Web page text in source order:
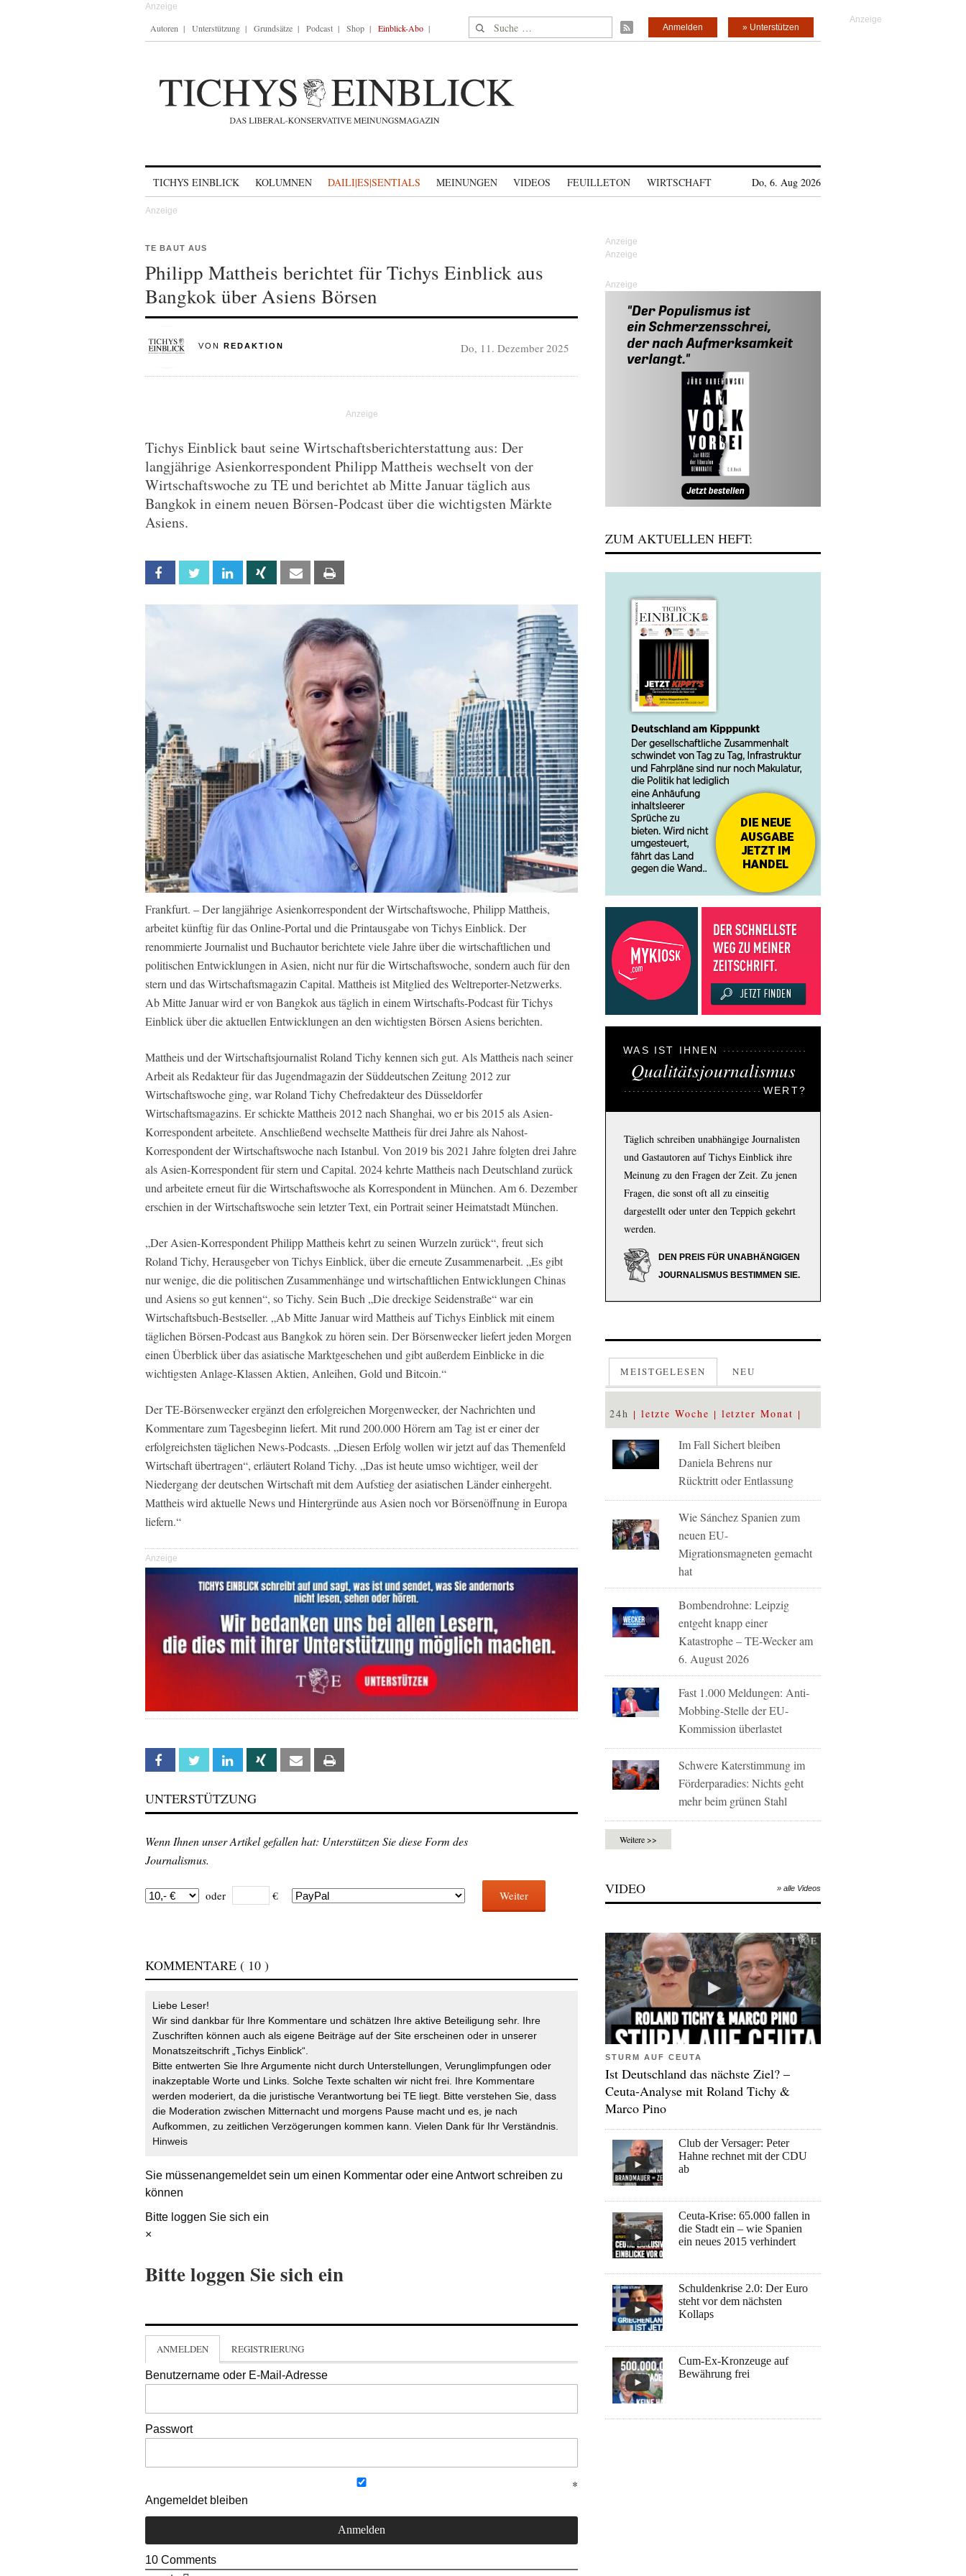
Autoren Unterstützung Grundsätze Podcast Shop Einblick-Abo Suche nach: » Unterstützen
Anmelden
TICHYS EINBLICK KOLUMNEN DAILI|ES|SENTIALS MEINUNGEN VIDEOS FEUILLETON WIRTSCHAFT Do, 6. Aug 2026
TE BAUT AUS
Philipp Mattheis berichtet für Tichys Einblick aus
Bangkok über Asiens Börsen
VON REDAKTION Do, 11. Dezember 2025
Tichys Einblick baut seine Wirtschaftsberichterstattung aus: Der
langjährige Asienkorrespondent Philipp Mattheis wechselt von der
Wirtschaftswoche zu TE und berichtet ab Mitte Januar täglich aus
Bangkok in einem neuen Börsen-Podcast über die wichtigsten Märkte
Asiens.
Facebook Twitter Linkedin Xing Email
Frankfurt. – Der langjährige Asienkorrespondent der Wirtschaftswoche, Philipp Mattheis,
arbeitet künftig für das Online-Portal und die Printausgabe von Tichys Einblick. Der
renommierte Journalist und Buchautor berichtete viele Jahre über die wirtschaftlichen und
politischen Entwicklungen in Asien, nicht nur für die Wirtschaftswoche, sondern auch für den
stern und das Wirtschaftsmagazin Capital. Mattheis ist Mitglied des Weltreporter-Netzwerks.
Ab Mitte Januar wird er von Bangkok aus täglich in einem Wirtschafts-Podcast für Tichys
Einblick über die aktuellen Entwicklungen an den wichtigsten Börsen Asiens berichten.
Mattheis und der Wirtschaftsjournalist Roland Tichy kennen sich gut. Als Mattheis nach seiner
Arbeit als Redakteur für das Jugendmagazin der Süddeutschen Zeitung 2012 zur
Wirtschaftswoche ging, war Roland Tichy Chefredakteur des Düsseldorfer
Wirtschaftsmagazins. Er schickte Mattheis 2012 nach Shanghai, wo er bis 2015 als Asien-
Korrespondent arbeitete. Anschließend wechselte Mattheis für drei Jahre als Nahost-
Korrespondent der Wirtschaftswoche nach Istanbul. Von 2019 bis 2021 Jahre folgten drei Jahre
als Asien-Korrespondent für stern und Capital. 2024 kehrte Mattheis nach Deutschland zurück
und arbeitete erneut für die Wirtschaftswoche als Korrespondent in München. Am 6. Dezember
erschien in der Wirtschaftswoche sein letzter Text, ein Portrait seiner Heimatstadt München.
„Der Asien-Korrespondent Philipp Mattheis kehrt zu seinen Wurzeln zurück“, freut sich
Roland Tichy, Herausgeber von Tichys Einblick, über die erneute Zusammenarbeit. „Es gibt
nur wenige, die die politischen Zusammenhänge und wirtschaftlichen Entwicklungen Chinas
und Asiens so gut kennen“, so Tichy. Sein Buch „Die dreckige Seidenstraße“ war ein
Wirtschaftsbuch-Bestseller. „Ab Mitte Januar wird Mattheis auf Tichys Einblick mit einem
täglichen Börsen-Podcast aus Bangkok zu hören sein. Der Börsenwecker liefert jeden Morgen
einen Überblick über das asiatische Marktgeschehen und gibt außerdem Einblicke in die
wichtigsten Anlage-Klassen Aktien, Anleihen, Gold und Bitcoin.“
Der TE-Börsenwecker ergänzt den erfolgreichen Morgenwecker, der Nachrichten und
Kommentare zum Tagesbeginn liefert. Mit rund 200.000 Hörern am Tag ist er einer der
erfolgreichsten täglichen News-Podcasts. „Diesen Erfolg wollen wir jetzt auf das Themenfeld
Wirtschaft übertragen“, erläutert Roland Tichy. „Das ist heute umso wichtiger, weil der
Niedergang der deutschen Wirtschaft mit dem Aufstieg der asiatischen Länder einhergeht.
Mattheis wird aktuelle News und Hintergründe aus Asien noch vor Börsenöffnung in Europa
liefern.“
Anzeige
Facebook Twitter Linkedin Xing Email
UNTERSTÜTZUNG
Wenn Ihnen unser Artikel gefallen hat: Unterstützen Sie diese Form des
Journalismus.
oder € Weiter
KOMMENTARE ( 10 )
Liebe Leser!
Wir sind dankbar für Ihre Kommentare und schätzen Ihre aktive Beteiligung sehr. Ihre
Zuschriften können auch als eigene Beiträge auf der Site erscheinen oder in unserer
Monatszeitschrift „Tichys Einblick“.
Bitte entwerten Sie Ihre Argumente nicht durch Unterstellungen, Verunglimpfungen oder
inakzeptable Worte und Links. Solche Texte schalten wir nicht frei. Ihre Kommentare
werden moderiert, da die juristische Verantwortung bei TE liegt. Bitte verstehen Sie, dass
die Moderation zwischen Mitternacht und morgens Pause macht und es, je nach
Aufkommen, zu zeitlichen Verzögerungen kommen kann. Vielen Dank für Ihr Verständnis.
Hinweis
Sie müssenangemeldetsein um einen Kommentar oder eine Antwort schreiben zu
können
Bitte loggen Sie sich ein
×
Bitte loggen Sie sich ein
ANMELDEN REGISTRIERUNG
Benutzername oder E-Mail-Adresse
Passwort
Angemeldet bleiben
10 Comments
Anzeige
ZUM AKTUELLEN HEFT:
WAS IST IHNEN
Qualitätsjournalismus
WERT?
Täglich schreiben unabhängige Journalisten
und Gastautoren auf Tichys Einblick ihre
Meinung zu den Fragen der Zeit. Zu jenen
Fragen, die sonst oft all zu einseitig
dargestellt oder unter den Teppich gekehrt
werden.
DEN PREIS FÜR UNABHÄNGIGEN
JOURNALISMUS BESTIMMEN SIE.
MEISTGELESEN NEU
24h letzte Woche letzter Monat
Im Fall Sichert bleiben
Daniela Behrens nur
Rücktritt oder Entlassung
Wie Sánchez Spanien zum
neuen EU-
Migrationsmagneten gemacht
hat
Bombendrohne: Leipzig
entgeht knapp einer
Katastrophe – TE-Wecker am
6. August 2026
Fast 1.000 Meldungen: Anti-
Mobbing-Stelle der EU-
Kommission überlastet
Schwere Katerstimmung im
Förderparadies: Nichts geht
mehr beim grünen Stahl
Weitere >>
VIDEO » alle Videos
STURM AUF CEUTA
Ist Deutschland das nächste Ziel? –
Ceuta-Analyse mit Roland Tichy &
Marco Pino
Club der Versager: Peter
Hahne rechnet mit der CDU
ab
Ceuta-Krise: 65.000 fallen in
die Stadt ein – wie Spanien
ein neues 2015 verhindert
Schuldenkrise 2.0: Der Euro
steht vor dem nächsten
Kollaps
Cum-Ex-Kronzeuge auf
Bewährung frei